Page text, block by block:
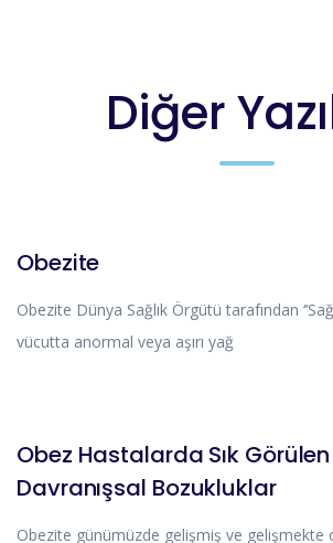
Diğer
Obezite
Obezite Dünya Sağlık Örgütü tarafından
vücutta anormal veya aşırı yağ
Obez Hastalarda Sık
Davranışsal Bozukluklar
Obezite günümüzde gelişmiş ve gelişmekte